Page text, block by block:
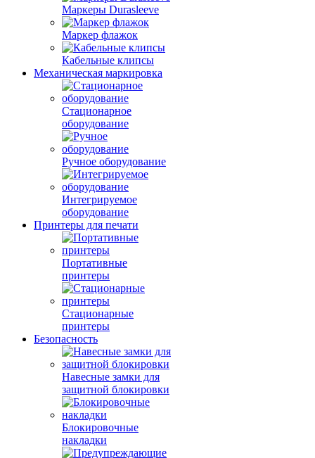
Маркеры Durasleeve
Маркер флажок
Кабельные клипсы
Механическая маркировка
Стационарное
оборудование
Ручное оборудование
Интегрируемое
оборудование
Принтеры для печати
Портативные
принтеры
Стационарные
принтеры
Безопасность
Навесные замки для
защитной блокировки
Блокировочные
накладки